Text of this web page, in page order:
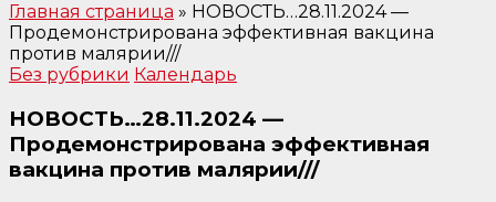
Главная страница » НОВОСТЬ…28.11.2024 —
Продемонстрирована эффективная вакцина
против малярии///
Без рубрики Календарь
НОВОСТЬ…28.11.2024 —
Продемонстрирована эффективная
вакцина против малярии///